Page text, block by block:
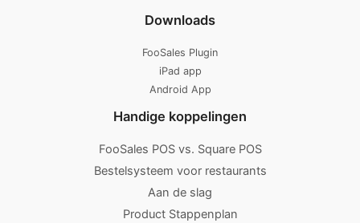
Downloads
FooSales Plugin
iPad app
Android App
Handige koppelingen
FooSales POS vs. Square POS
Bestelsysteem voor restaurants
Aan de slag
Product Stappenplan